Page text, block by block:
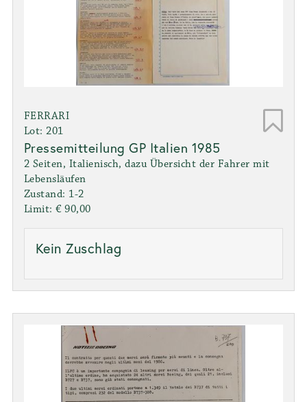
FERRARI
Lot: 201
Pressemitteilung GP Italien 1985
2 Seiten, Italienisch, dazu Übersicht der Fahrer mit
Lebensläufen
Zustand: 1-2
Limit: € 90,00
Kein Zuschlag